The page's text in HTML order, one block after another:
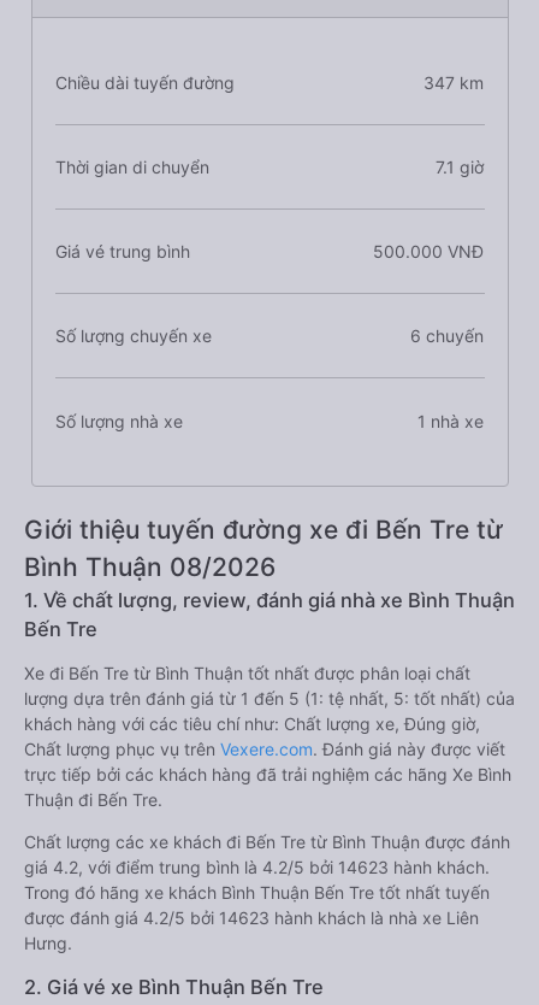
Chiều dài tuyến đường 347 km
Thời gian di chuyển 7.1 giờ
Giá vé trung bình 500.000 VNĐ
Số lượng chuyến xe 6 chuyến
Số lượng nhà xe 1 nhà xe
Giới thiệu tuyến đường xe đi Bến Tre từ
Bình Thuận 08/2026
1. Về chất lượng, review, đánh giá nhà xe Bình Thuận
Bến Tre
Xe đi Bến Tre từ Bình Thuận tốt nhất được phân loại chất
lượng dựa trên đánh giá từ 1 đến 5 (1: tệ nhất, 5: tốt nhất) của
khách hàng với các tiêu chí như: Chất lượng xe, Đúng giờ,
Chất lượng phục vụ trên Vexere.com. Đánh giá này được viết
trực tiếp bởi các khách hàng đã trải nghiệm các hãng Xe Bình
Thuận đi Bến Tre.
Chất lượng các xe khách đi Bến Tre từ Bình Thuận được đánh
giá 4.2, với điểm trung bình là 4.2/5 bởi 14623 hành khách.
Trong đó hãng xe khách Bình Thuận Bến Tre tốt nhất tuyến
được đánh giá 4.2/5 bởi 14623 hành khách là nhà xe Liên
Hưng.
2. Giá vé xe Bình Thuận Bến Tre